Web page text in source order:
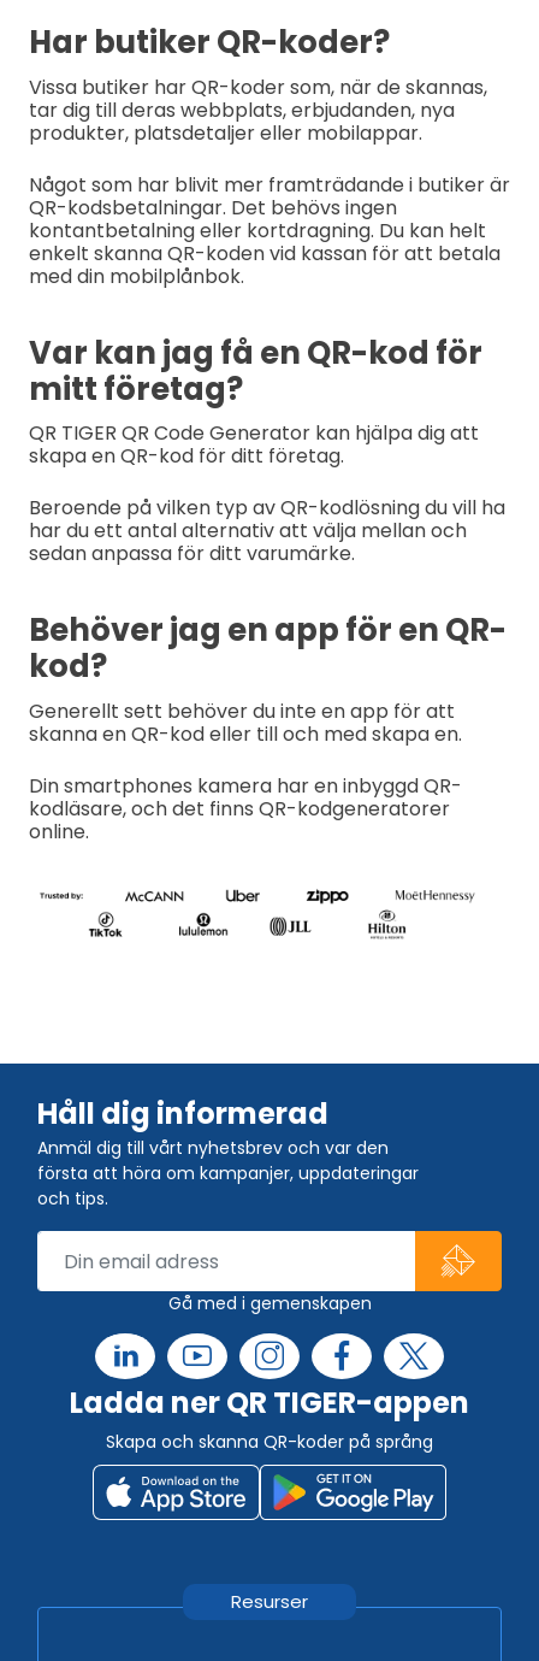
Har butiker QR-koder?
Vissa butiker har QR-koder som, när de skannas,
tar dig till deras webbplats, erbjudanden, nya
produkter, platsdetaljer eller mobilappar.
Något som har blivit mer framträdande i butiker är
QR-kodsbetalningar. Det behövs ingen
kontantbetalning eller kortdragning. Du kan helt
enkelt skanna QR-koden vid kassan för att betala
med din mobilplånbok.
Var kan jag få en QR-kod för
mitt företag?
QR TIGER QR Code Generator kan hjälpa dig att
skapa en QR-kod för ditt företag.
Beroende på vilken typ av QR-kodlösning du vill ha
har du ett antal alternativ att välja mellan och
sedan anpassa för ditt varumärke.
Behöver jag en app för en QR-
kod?
Generellt sett behöver du inte en app för att
skanna en QR-kod eller till och med skapa en.
Din smartphones kamera har en inbyggd QR-
kodläsare, och det finns QR-kodgeneratorer
online.
Håll dig informerad
Anmäl dig till vårt nyhetsbrev och var den
första att höra om kampanjer, uppdateringar
och tips.
Gå med i gemenskapen
Ladda ner QR TIGER-appen
Skapa och skanna QR-koder på språng
Resurser